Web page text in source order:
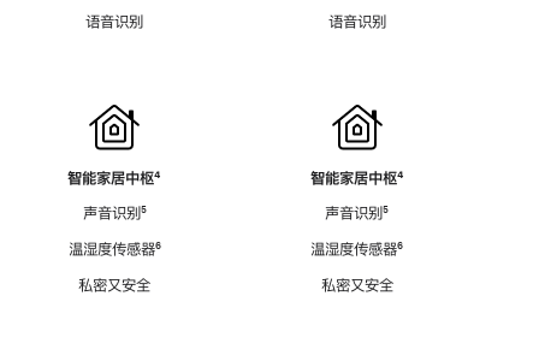
语音识别
智能家居中枢脚
⁴
声音识别脚
⁵
温湿度传感器脚
⁶
私密又安全
语音识别
智能家居中枢脚
⁴
声音识别脚
⁵
温湿度传感器脚
⁶
私密又安全